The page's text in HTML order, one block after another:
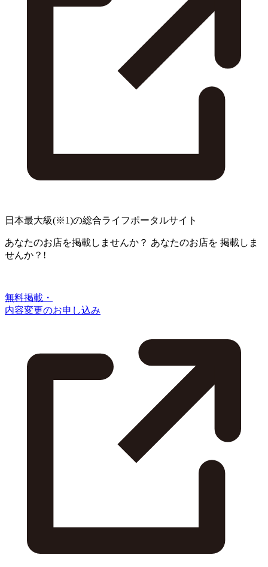
日本最大級(※1)の総合ライフポータルサイト
あなたのお店を掲載しませんか？ あなたのお店を 掲載しま
せんか？!
無料掲載・
内容変更のお申し込み